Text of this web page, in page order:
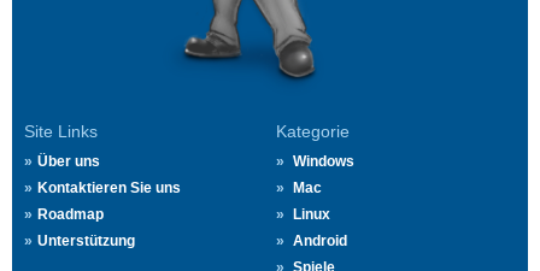
Site Links
Über uns
Kontaktieren Sie uns
Roadmap
Unterstützung
Kategorie
Windows
Mac
Linux
Android
Spiele